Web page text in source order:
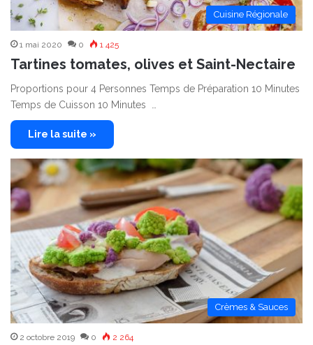
Cuisine Régionale
1 mai 2020 0 1 425
Tartines tomates, olives et Saint-Nectaire
Proportions pour 4 Personnes Temps de Préparation 10 Minutes
Temps de Cuisson 10 Minutes …
Lire la suite »
Crèmes & Sauces
2 octobre 2019 0 2 264